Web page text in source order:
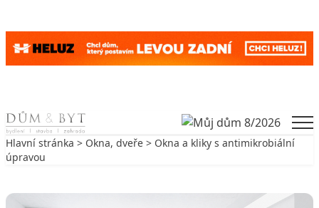
Skip to content
Hlavní stránka > Okna, dveře > Okna a kliky s antimikrobiální
úpravou